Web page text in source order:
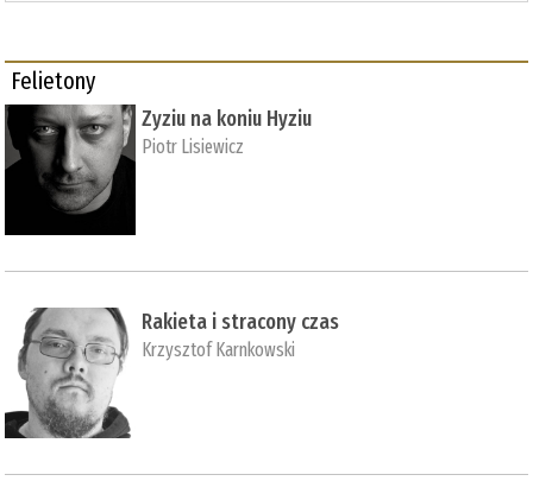
Felietony
Zyziu na koniu Hyziu
Piotr Lisiewicz
Rakieta i stracony czas
Krzysztof Karnkowski